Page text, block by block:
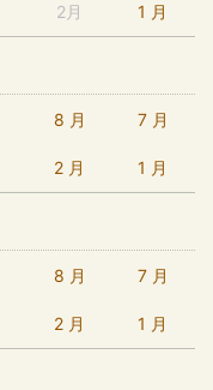
2月 1 月
8 月 7 月
2 月 1 月
8 月 7 月
2 月 1 月